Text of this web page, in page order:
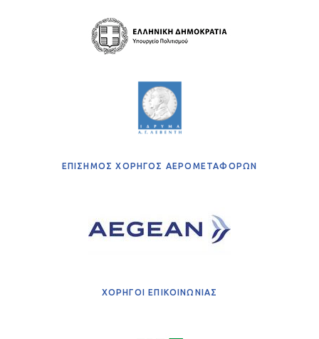
ΕΠΙΣΗΜΟΣ ΧΟΡΗΓΟΣ ΑΕΡΟΜΕΤΑΦΟΡΩΝ
ΧΟΡΗΓΟΙ ΕΠΙΚΟΙΝΩΝΙΑΣ